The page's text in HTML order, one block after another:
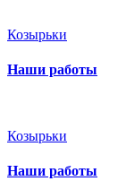
Козырьки
Наши работы
Козырьки
Наши работы